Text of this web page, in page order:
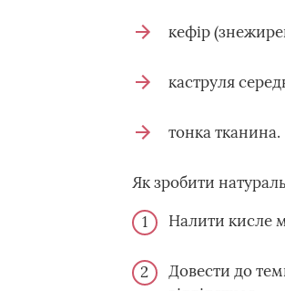
кефір
каструля
тонка тканина.
Як зробити
Налити кисле
Довести до